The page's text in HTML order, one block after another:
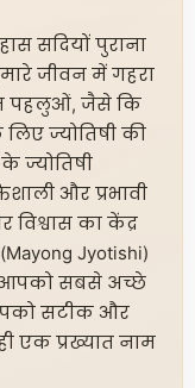
सदियों पुराना
जीवन में गहरा
पहलुओं, जैसे कि
ज्योतिषी की
ज्योतिषी
और प्रभावी
विश्वास का केंद्र
Jyotishi)
आपको सबसे अच्छे
सटीक और
एक प्रख्यात नाम